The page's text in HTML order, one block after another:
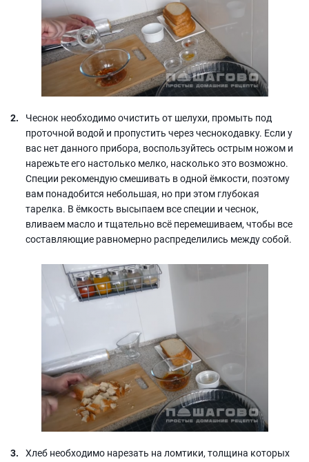
Чеснок необходимо очистить от шелухи, промыть под
проточной водой и пропустить через чеснокодавку. Если у
вас нет данного прибора, воспользуйтесь острым ножом и
нарежьте его настолько мелко, насколько это возможно.
Специи рекомендую смешивать в одной ёмкости, поэтому
вам понадобится небольшая, но при этом глубокая
тарелка. В ёмкость высыпаем все специи и чеснок,
вливаем масло и тщательно всё перемешиваем, чтобы все
составляющие равномерно распределились между собой.
Хлеб необходимо нарезать на ломтики, толщина которых